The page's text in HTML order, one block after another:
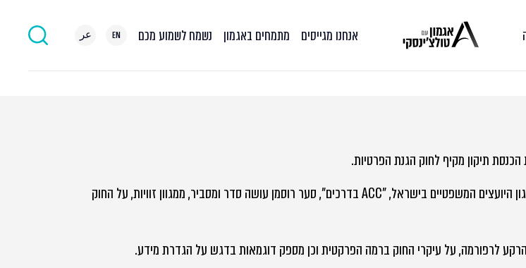
אנחנו מגייסים מתמחים באגמון נשמח לשמוע מכם EN عر
תיקון מקיף לחוק הגנת הפרטיות.
בפרק כפול בפודקאסט של ארגון היועצים המשפטיים בישראל, "ACC בדרכים", סער רוסמן עושה סדר ומסביר, ממגוון זוויות, על החוק
לרפורמה, על עיקרי החוק ברמה הפרקטית וכן מספק דוגמאות בדגש על הגדרת מידע.